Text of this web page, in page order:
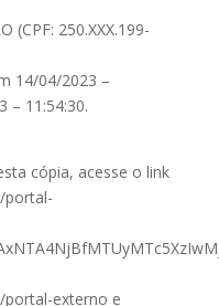
(CPF: 250.XXX.199-
14/04/2023 –
– 11:54:30.
cópia, acesse o link
portal-
portal-externo e